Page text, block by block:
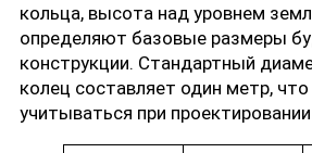
кольца, высота над уровнем
определяют базовые размеры
конструкции. Стандартный
колец составляет один метр,
учитываться при